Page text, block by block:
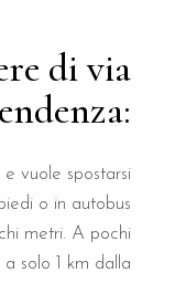
di via
vuole spostarsi
o in autobus
metri. A pochi
solo 1 km dalla